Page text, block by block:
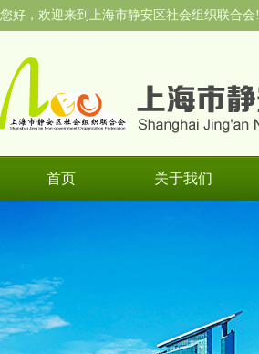
您好，欢迎来到上海市静安区社会组织联合会!
首页 关于我们